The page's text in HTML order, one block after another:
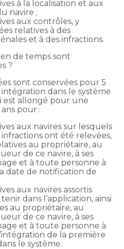
à la localisation et aux
navire ;
aux contrôles, y
relatives à des
et à des infractions.
de temps sont
?
sont conservées pour 5
dans le système
est allongé pour une
pour :
aux navires sur lesquels
ont été relevées,
au propriétaire, au
de ce navire, à ses
et à toute personne à
date de notification de
aux navires assortis
dans l’application, ainsi
au propriétaire, au
de ce navire, à ses
et à toute personne à
de la première
le système.